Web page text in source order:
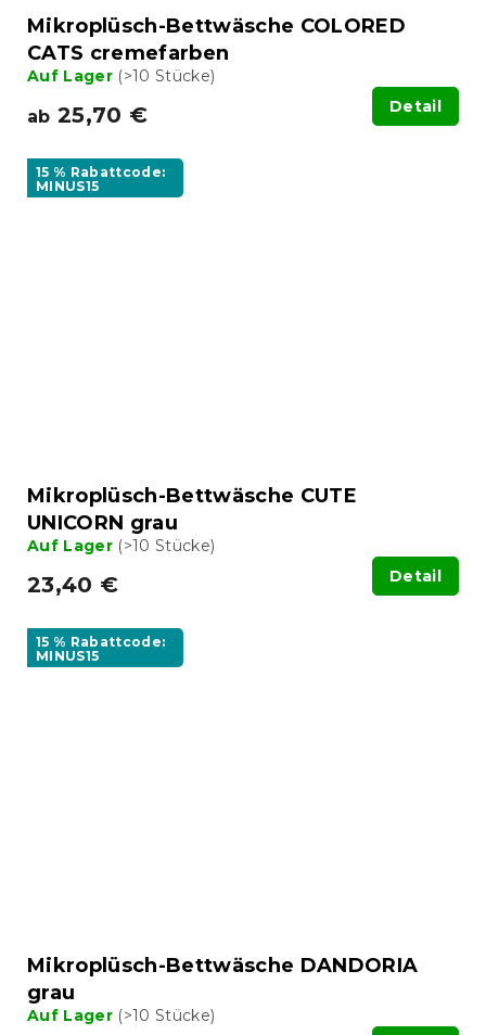
Mikroplüsch-Bettwäsche COLORED
CATS cremefarben
Auf Lager (>10 Stücke)
ab 25,70 € Detail
15 % Rabattcode:
MINUS15
Mikroplüsch-Bettwäsche CUTE
UNICORN grau
Auf Lager (>10 Stücke)
23,40 € Detail
15 % Rabattcode:
MINUS15
Mikroplüsch-Bettwäsche DANDORIA
grau
Auf Lager (>10 Stücke)